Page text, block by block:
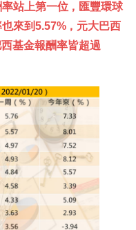
站上第一位，匯豐環球
來到5.57%，元大巴西
基金報酬率皆超過